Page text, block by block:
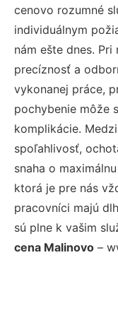
cenovo rozumné
individuálnym
nám ešte dnes.
precíznosť a
vykonanej práce,
pochybenie môže
komplikácie.
spoľahlivosť,
snaha o
ktorá je pre nás
pracovníci majú
sú plne k vašim
cena Malinovo –